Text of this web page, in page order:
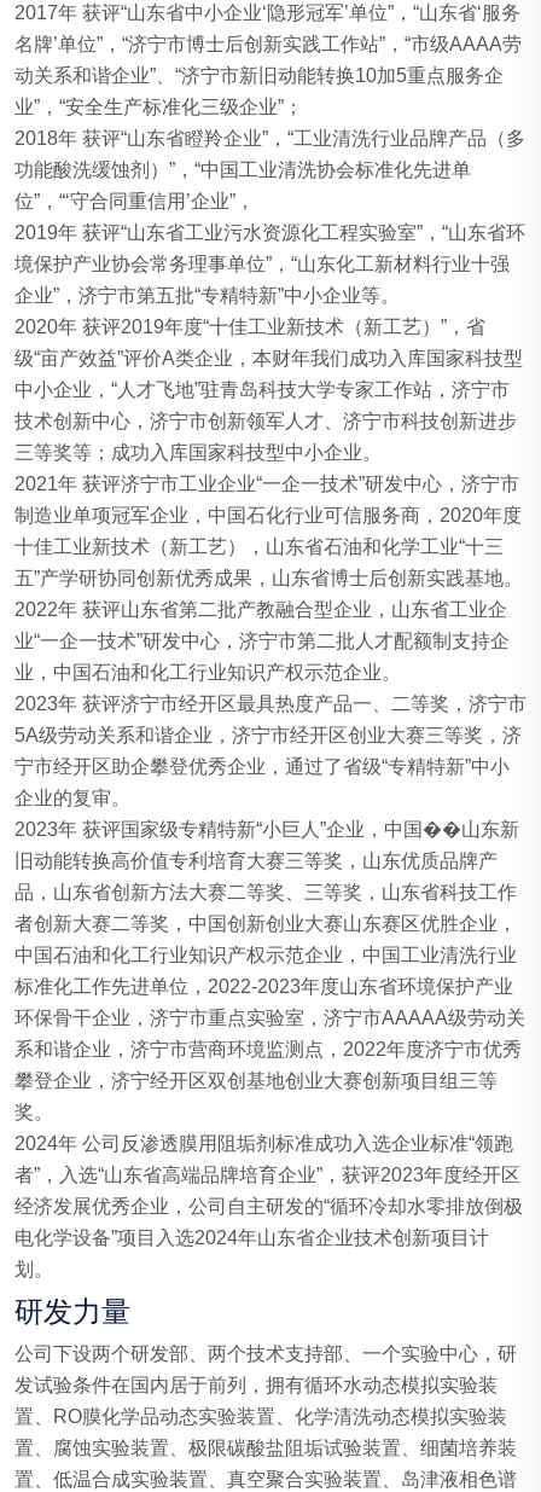
2017年 获评“山东省中小企业‘隐形冠军’单位”，“山东省‘服务
名牌’单位”，“济宁市博士后创新实践工作站”，“市级AAAA劳
动关系和谐企业”、“济宁市新旧动能转换10加5重点服务企
业”，“安全生产标准化三级企业”；
2018年 获评“山东省瞪羚企业”，“工业清洗行业品牌产品（多
功能酸洗缓蚀剂）”，“中国工业清洗协会标准化先进单
位”，“‘守合同重信用’企业”，
2019年 获评“山东省工业污水资源化工程实验室”，“山东省环
境保护产业协会常务理事单位”，“山东化工新材料行业十强
企业”，济宁市第五批“专精特新”中小企业等。
2020年 获评2019年度“十佳工业新技术（新工艺）”，省
级“亩产效益”评价A类企业，本财年我们成功入库国家科技型
中小企业，“人才飞地”驻青岛科技大学专家工作站，济宁市
技术创新中心，济宁市创新领军人才、济宁市科技创新进步
三等奖等；成功入库国家科技型中小企业。
2021年 获评济宁市工业企业“一企一技术”研发中心，济宁市
制造业单项冠军企业，中国石化行业可信服务商，2020年度
十佳工业新技术（新工艺），山东省石油和化学工业“十三
五”产学研协同创新优秀成果，山东省博士后创新实践基地。
2022年 获评山东省第二批产教融合型企业，山东省工业企
业“一企一技术”研发中心，济宁市第二批人才配额制支持企
业，中国石油和化工行业知识产权示范企业。
2023年 获评济宁市经开区最具热度产品一、二等奖，济宁市
5A级劳动关系和谐企业，济宁市经开区创业大赛三等奖，济
宁市经开区助企攀登优秀企业，通过了省级“专精特新”中小
企业的复审。
2023年 获评国家级专精特新“小巨人”企业，中国��山东新
旧动能转换高价值专利培育大赛三等奖，山东优质品牌产
品，山东省创新方法大赛二等奖、三等奖，山东省科技工作
者创新大赛二等奖，中国创新创业大赛山东赛区优胜企业，
中国石油和化工行业知识产权示范企业，中国工业清洗行业
标准化工作先进单位，2022-2023年度山东省环境保护产业
环保骨干企业，济宁市重点实验室，济宁市AAAAA级劳动关
系和谐企业，济宁市营商环境监测点，2022年度济宁市优秀
攀登企业，济宁经开区双创基地创业大赛创新项目组三等
奖。
2024年 公司反渗透膜用阻垢剂标准成功入选企业标准“领跑
者”，入选“山东省高端品牌培育企业”，获评2023年度经开区
经济发展优秀企业，公司自主研发的“循环冷却水零排放倒极
电化学设备”项目入选2024年山东省企业技术创新项目计
划。
研发力量
公司下设两个研发部、两个技术支持部、一个实验中心，研
发试验条件在国内居于前列，拥有循环水动态模拟实验装
置、RO膜化学品动态实验装置、化学清洗动态模拟实验装
置、腐蚀实验装置、极限碳酸盐阻垢试验装置、细菌培养装
置、低温合成实验装置、真空聚合实验装置、岛津液相色谱